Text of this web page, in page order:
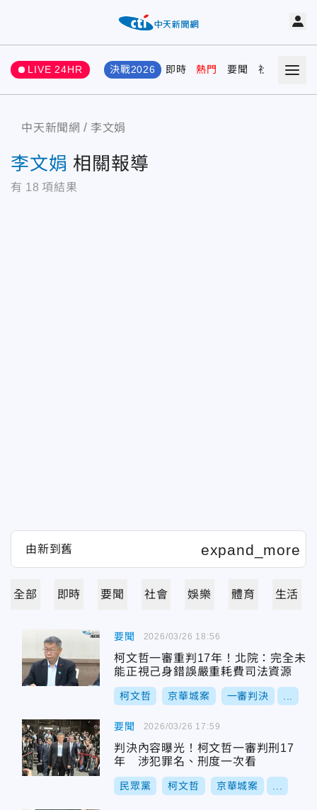
LIVE 24HR 決戰2026 即時 熱門 要聞 社會 娛樂
中天新聞網 李文娟
李文娟 相關報導
有 18 項結果
全部 即時 要聞 社會 娛樂 體育 生活
要聞
柯文哲一審重判17年！北院：完全未
能正視己身錯誤嚴重耗費司法資源
柯文哲 京華城案 一審判決
2026/03/26 18:56
要聞
判決內容曝光！柯文哲一審判刑17
年 涉犯罪名、刑度一次看
民眾黨 柯文哲 京華城案
2026/03/26 17:59